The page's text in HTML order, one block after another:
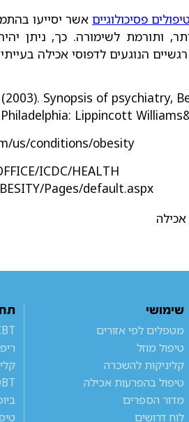
טיפולים פסיכולוגיים אשר יסייעו
ותורמת לשימורה. כך, ניתן
הנוגעים לדפוסי אכילה
(2003). Synopsis of psychiatry,
Lippincott
us/conditions/obesity
ICDC/HEALTH
Pages/default.aspx
שימושי
מטפלים לפי אזורים
טיפול מוזל
קליניקות להשכרה
טיפול בהפרעות אכילה
מדור הספרים
לוח דרושים